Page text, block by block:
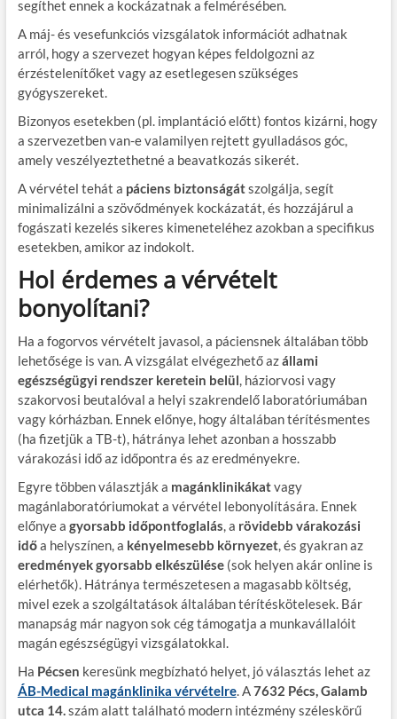
segíthet ennek a kockázatnak a felmérésében.
A máj- és vesefunkciós vizsgálatok információt adhatnak
arról, hogy a szervezet hogyan képes feldolgozni az
érzéstelenítőket vagy az esetlegesen szükséges
gyógyszereket.
Bizonyos esetekben (pl. implantáció előtt) fontos kizárni, hogy
a szervezetben van-e valamilyen rejtett gyulladásos góc,
amely veszélyeztethetné a beavatkozás sikerét.
A vérvétel tehát a páciens biztonságátszolgálja, segít
minimalizálni a szövődmények kockázatát, és hozzájárul a
fogászati kezelés sikeres kimeneteléhez azokban a specifikus
esetekben, amikor az indokolt.
Hol érdemes a vérvételt
bonyolítani?
Ha a fogorvos vérvételt javasol, a páciensnek általában több
lehetősége is van. A vizsgálat elvégezhető azállami
egészségügyi rendszer keretein belül , háziorvosi vagy
szakorvosi beutalóval a helyi szakrendelő laboratóriumában
vagy kórházban. Ennek előnye, hogy általában térítésmentes
(ha fizetjük a TB-t), hátránya lehet azonban a hosszabb
várakozási idő az időpontra és az eredményekre.
Egyre többen választják a magánklinikákatvagy
magánlaboratóriumokat a vérvétel lebonyolítására. Ennek
előnye a gyorsabb időpontfoglalás , a rövidebb várakozási
időa helyszínen, a kényelmesebb környezet, és gyakran az
eredmények gyorsabb elkészülése(sok helyen akár online is
elérhetők). Hátránya természetesen a magasabb költség,
mivel ezek a szolgáltatások általában térítéskötelesek. Bár
manapság már nagyon sok cég támogatja a munkavállalóit
magán egészségügyi vizsgálatokkal.
Ha Pécsen keresünk megbízható helyet, jó választás lehet az
ÁB-Medical magánklinika vérvételre. A7632 Pécs, Galamb
utca 14. szám alatt található modern intézmény széleskörű